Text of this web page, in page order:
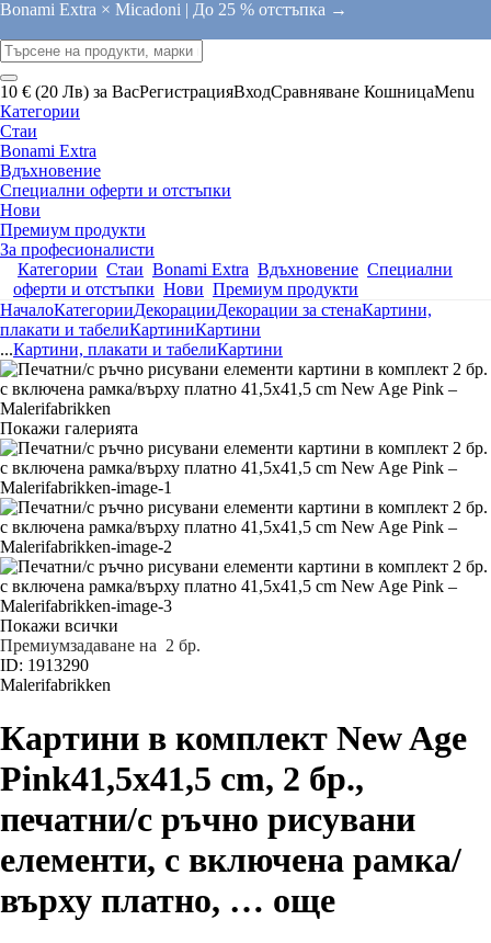
Bonami Extra × Micadoni | До 25 % отстъпка →
10 € (20 Лв) за ВасРегистрацияВходСравняване КошницаMenu
Категории
Стаи
Bonami Extra
Вдъхновение
Специални оферти и отстъпки
Нови
Премиум продукти
За професионалисти
Категории Стаи Bonami Extra Вдъхновение Специални
оферти и отстъпки Нови Премиум продукти
НачалоКатегорииДекорацииДекорации за стенаКартини,
плакати и табелиКартиниКартини
...Картини, плакати и табелиКартини
Покажи галерията
Покажи всички
Премиумзадаване на 2 бр.
ID: 1913290
Malerifabrikken
Картини в комплект New Age
Pink41,5x41,5 cm, 2 бр.,
печатни/с ръчно рисувани
елементи, с включена рамка/
върху платно, … още